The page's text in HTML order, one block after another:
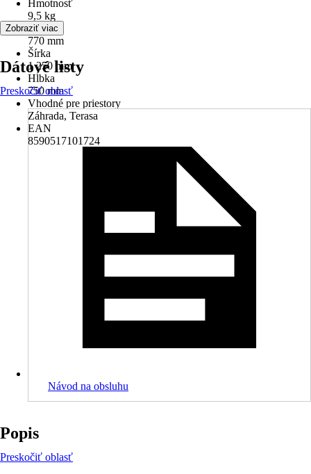
Hmotnosť
9,5 kg
Výška
770 mm
Šírka
1 250 mm
Hĺbka
750 mm
Vhodné pre priestory
Záhrada, Terasa
EAN
8590517101724
Zobraziť viac
Dátové listy
Preskočiť oblasť
Návod na obsluhu
Popis
Preskočiť oblasť